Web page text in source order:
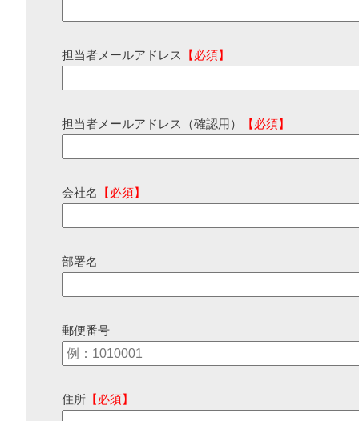
担当者メールアドレス 【必須】
担当者メールアドレス（確認用） 【必須】
会社名 【必須】
部署名
郵便番号
住所 【必須】